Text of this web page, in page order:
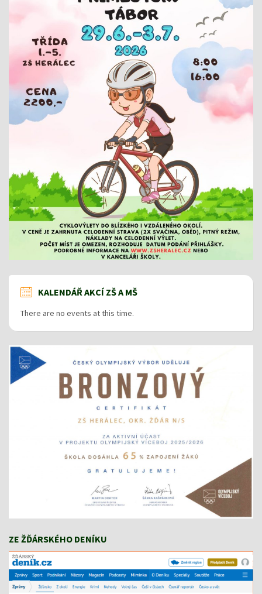
KALENDÁŘ AKCÍ ZŠ A MŠ
There are no events at this time.
ZE ŽĎÁRSKÉHO DENÍKU